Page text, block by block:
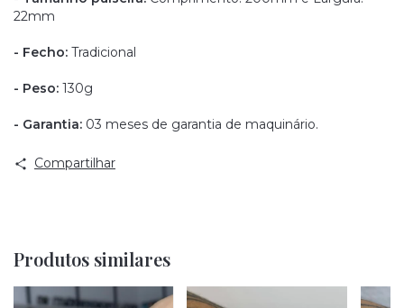
22mm
- Fecho: Tradicional
- Peso: 130g
- Garantia: 03 meses de garantia de maquinário.
Compartilhar
Produtos similares